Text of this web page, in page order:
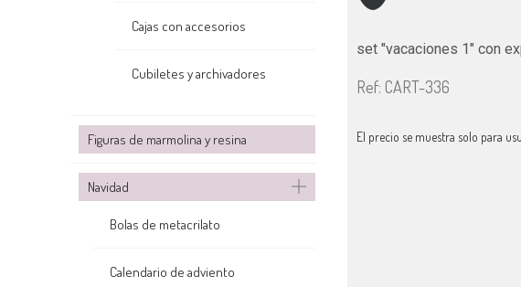
Cajas con accesorios
Cubiletes y archivadores
Figuras de marmolina y resina
Navidad
Bolas de metacrilato
Calendario de adviento
set "vacaciones 1" con
Ref: CART-336
El precio se muestra solo para